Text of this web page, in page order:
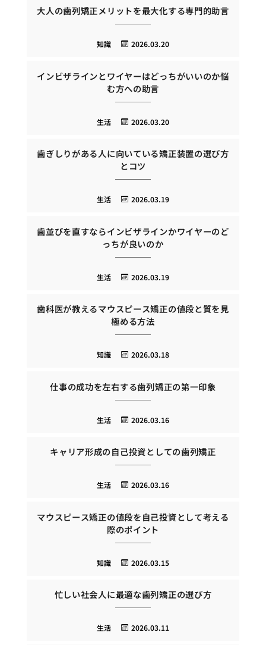
大人の歯列矯正メリットを最大化する専門的助言
2026.03.20
知識
インビザラインとワイヤーはどっちがいいのか悩
む方への助言
2026.03.20
生活
歯ぎしりがある人に向いている矯正装置の選び方
とコツ
2026.03.19
生活
歯並びを直すならインビザラインかワイヤーのど
っちが良いのか
2026.03.19
生活
歯科医が教えるマウスピース矯正の値段と質を見
極める方法
2026.03.18
知識
仕事の成功を左右する歯列矯正の第一印象
2026.03.16
生活
キャリア形成の自己投資としての歯列矯正
2026.03.16
生活
マウスピース矯正の値段を自己投資として考える
際のポイント
2026.03.15
知識
忙しい社会人に最適な歯列矯正の選び方
2026.03.11
生活